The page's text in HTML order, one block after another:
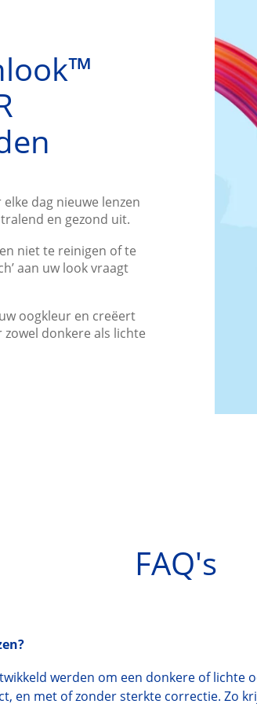
elke dag nieuwe lenzen
en gezond uit.
niet te reinigen of te
aan uw look vraagt
oogkleur en creëert
donkere als lichte
FAQ's
werden om een donkere of lichte
en met of zonder sterkte correctie. Zo